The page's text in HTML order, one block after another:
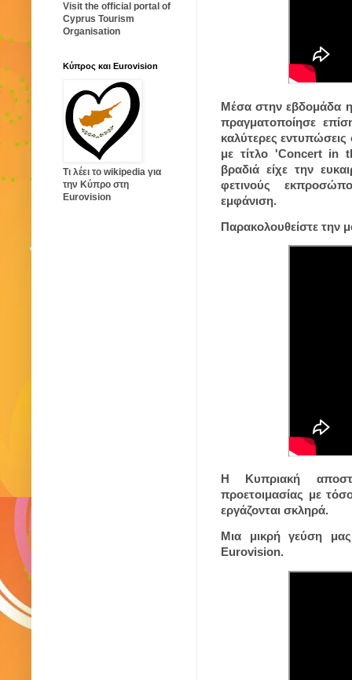
Μέσα στην εβδομάδα
πραγματοποίησε
καλύτερες
με τίτλο 'Concert in
βραδιά είχε την
φετινούς
εμφάνιση.
Παρακολουθείστε την
Η Κυπριακή
προετοιμασίας με
εργάζονται σκληρά.
Μια μικρή γεύση
Eurovision.
Visit the official portal of
Cyprus Tourism
Organisation
Κύπρος και Eurovision
Τι λέει το wikipedia για
την Κύπρο στη
Eurovision